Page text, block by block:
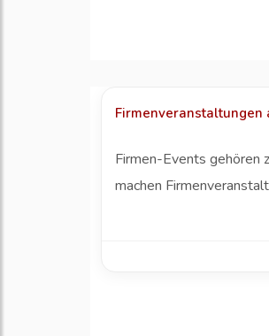
Firmen-Events gehören
machen